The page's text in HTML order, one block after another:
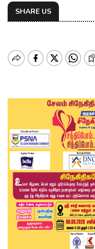
SHARE US